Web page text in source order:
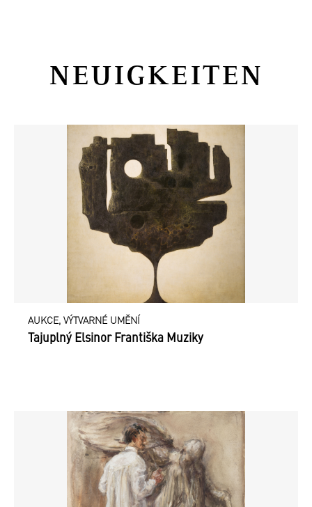
NEUIGKEITEN
AUKCE, VÝTVARNÉ UMĚNÍ
Tajuplný Elsinor Františka Muziky